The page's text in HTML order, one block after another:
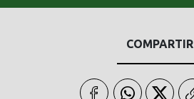
COMPARTIR